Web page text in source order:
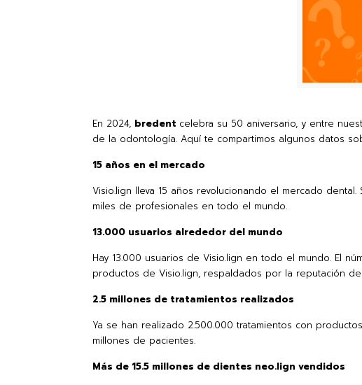
En 2024, bredent celebra su 50 aniversario, y entre
de la odontología. Aquí te compartimos algunos datos
15 años en el mercado
Visio.lign lleva 15 años revolucionando el mercado
miles de profesionales en todo el mundo.
13.000 usuarios alrededor del mundo
Hay 13.000 usuarios de Visio.lign en todo el mundo. El
productos de Visio.lign, respaldados por la reputación
2.5 millones de tratamientos realizados
Ya se han realizado 2.500.000 tratamientos con
millones de pacientes.
Más de 15.5 millones de dientes neo.lign vendidos